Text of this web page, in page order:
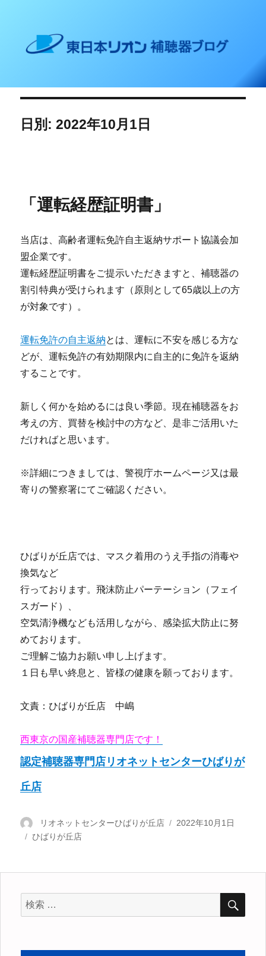
東日本リオン 補聴器ブログ
日別: 2022年10月1日
「運転経歴証明書」
当店は、高齢者運転免許自主返納サポート協議会加
盟企業です。
運転経歴証明書をご提示いただきますと、補聴器の
割引特典が受けられます（原則として65歳以上の方
が対象です）。
運転免許の自主返納とは、運転に不安を感じる方な
どが、運転免許の有効期限内に自主的に免許を返納
することです。
新しく何かを始めるには良い季節。現在補聴器をお
考えの方、買替を検討中の方など、是非ご活用いた
だければと思います。
※詳細につきましては、警視庁ホームページ又は最
寄りの警察署にてご確認ください。
ひばりが丘店では、マスク着用のうえ手指の消毒や
換気など
行っております。飛沫防止パーテーション（フェイ
スガード）、
空気清浄機なども活用しながら、感染拡大防止に努
めております。
ご理解ご協力お願い申し上げます。
１日も早い終息と、皆様の健康を願っております。
文責：ひばりが丘店 中嶋
西東京の国産補聴器専門店です！
認定補聴器専門店リオネットセンターひばりが
丘店
投
稿
リオネットセンターひばりが丘店
投
2022年10月1日
カ
ー
ひばりが丘店
検
索
象: